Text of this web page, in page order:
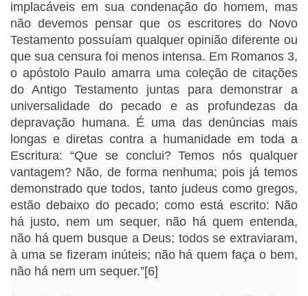
implacáveis ​​em sua condenação do homem, mas
não devemos pensar que os escritores do Novo
Testamento possuíam qualquer opinião diferente ou
que sua censura foi menos intensa. Em Romanos 3,
o apóstolo Paulo amarra uma coleção de citações
do Antigo Testamento juntas para demonstrar a
universalidade do pecado e as profundezas da
depravação humana. É uma das denúncias mais
longas e diretas contra a humanidade em toda a
Escritura: “Que se conclui? Temos nós qualquer
vantagem? Não, de forma nenhuma; pois já temos
demonstrado que todos, tanto judeus como gregos,
estão debaixo do pecado; como está escrito: Não
há justo, nem um sequer, não há quem entenda,
não há quem busque a Deus; todos se extraviaram,
à uma se fizeram inúteis; não há quem faça o bem,
não há nem um sequer.”[6]